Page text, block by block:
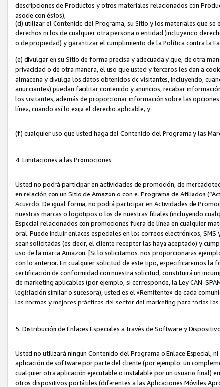
descripciones de Productos y otros materiales relacionados con
asocie con éstos),
(d) utilizar el Contenido del Programa, su Sitio y los materiales que se
derechos ni los de cualquier otra persona o entidad (incluyendo
o de propiedad) y garantizar el cumplimiento de la Política contra la
(e) divulgar en su Sitio de forma precisa y adecuada y que, de otra
privacidad o de otra manera, el uso que usted y terceros les dan a
almacena y divulga los datos obtenidos de visitantes, incluyendo,
anunciantes) puedan facilitar contenido y anuncios, recabar
los visitantes, además de proporcionar información sobre las
línea, cuando así lo exija el derecho aplicable, y
(f) cualquier uso que usted haga del Contenido del Programa y las
4. Limitaciones a las Promociones
Usted no podrá participar en actividades de promoción, de
en relación con un Sitio de Amazon o con el Programa de Afiliados
Acuerdo. De igual forma, no podrá participar en Actividades de
nuestras marcas o logotipos o los de nuestras filiales (incluyendo
Especial relacionados con promociones fuera de línea en cualquier
oral. Puede incluir enlaces especiales en los correos electrónicos,
sean solicitadas (es decir, el cliente receptor las haya aceptado) y
uso de la marca Amazon. [Si lo solicitamos, nos proporcionarás
con lo anterior. En cualquier solicitud de este tipo, especificaremos
certificación de conformidad con nuestra solicitud, constituirá un
de marketing aplicables (por ejemplo, si corresponde, la Ley CAN-
legislación similar o sucesora), usted es el «Remitente» de cada
las normas y mejores prácticas del sector del marketing para todas
5. Distribución de Enlaces Especiales a través de Software y
Usted no utilizará ningún Contenido del Programa o Enlace Especial,
aplicación de software por parte del cliente (por ejemplo: un
cualquier otra aplicación ejecutable o instalable por un usuario final)
otros dispositivos portátiles (diferentes a las Aplicaciones Móviles